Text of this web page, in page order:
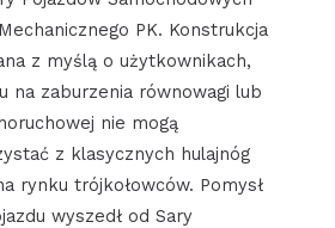
PK. Konstrukcja
z myślą o użytkownikach,
na zaburzenia równowagi lub
nie mogą
z klasycznych hulajnóg
rynku trójkołowców. Pomysł
wyszedł od Sary